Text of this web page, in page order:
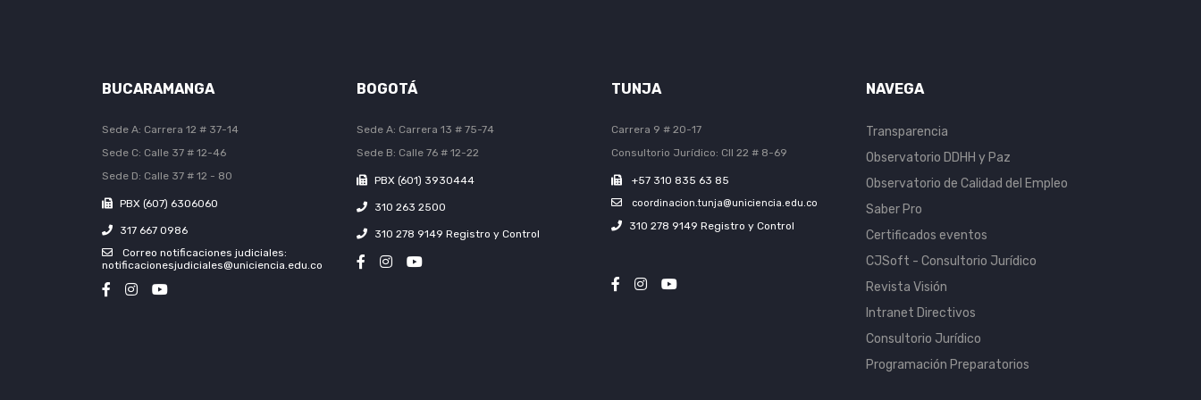
BUCARAMANGA
Sede A: Carrera 12 # 37-14
Sede C: Calle 37 # 12-46
Sede D: Calle 37 # 12 - 80
PBX (607) 6306060
317 667 0986
Correo notificaciones judiciales:
notificacionesjudiciales@uniciencia.edu.co
BOGOTÁ
Sede A: Carrera 13 # 75-74
Sede B: Calle 76 # 12-22
PBX (601) 3930444
310 263 2500
310 278 9149 Registro y Control
TUNJA
Carrera 9 # 20-17
Consultorio Jurídico: Cll 22 # 8-69
+57 310 835 63 85
coordinacion.tunja@uniciencia.edu.co
310 278 9149 Registro y Control
NAVEGA
Transparencia
Observatorio DDHH y Paz
Observatorio de Calidad del Empleo
Saber Pro
Certificados eventos
CJSoft - Consultorio Jurídico
Revista Visión
Intranet Directivos
Consultorio Jurídico
Programación Preparatorios